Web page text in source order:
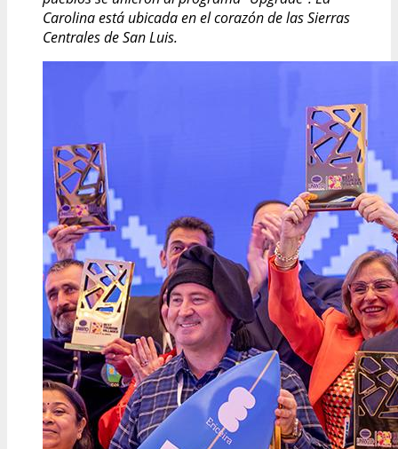
Carolina está ubicada en el corazón de las Sierras
Centrales de San Luis.